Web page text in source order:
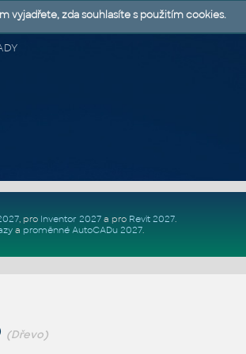
, pro Inventor 2027a pro Revit 2027.
a proměnné AutoCADu 2027.
(Dřevo)
vyjadřete, zda souhlasíte s použitím cookies.